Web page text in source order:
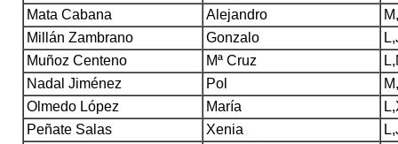
Mata Cabana
Alejandro
Millán Zambrano
Gonzalo
Muñoz Centeno
Mª Cruz
Nadal Jiménez
Pol
Olmedo López
María
Peñate Salas
Xenia